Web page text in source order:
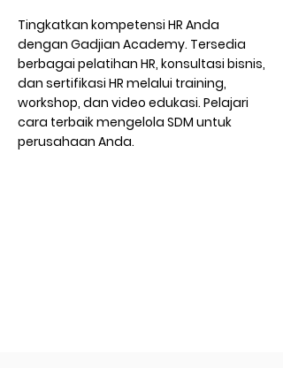
Tingkatkan kompetensi HR Anda
dengan Gadjian Academy. Tersedia
berbagai pelatihan HR, konsultasi bisnis,
dan sertifikasi HR melalui training,
workshop, dan video edukasi. Pelajari
cara terbaik mengelola SDM untuk
perusahaan Anda.